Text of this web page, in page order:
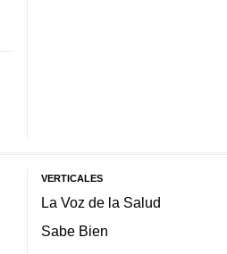
VERTICALES
La Voz de la Salud
Sabe Bien